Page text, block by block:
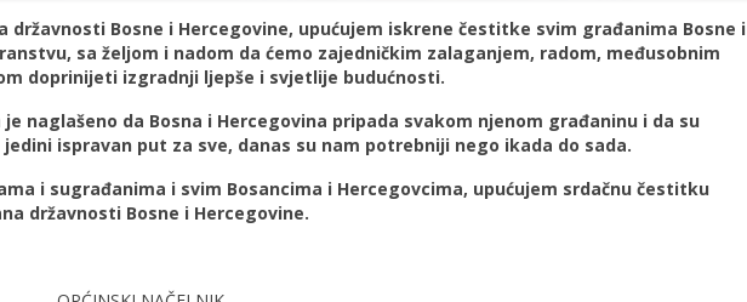
državnosti Bosne i Hercegovine, upućujem iskrene čestitke svim građanima Bosne i
sa željom i nadom da ćemo zajedničkim zalaganjem, radom, međusobnim
doprinijeti izgradnji ljepše i svjetlije budućnosti.
je naglašeno da Bosna i Hercegovina pripada svakom njenom građaninu i da su
ispravan put za sve, danas su nam potrebniji nego ikada do sada.
i sugrađanima i svim Bosancima i Hercegovcima, upućujem srdačnu čestitku
državnosti Bosne i Hercegovine.